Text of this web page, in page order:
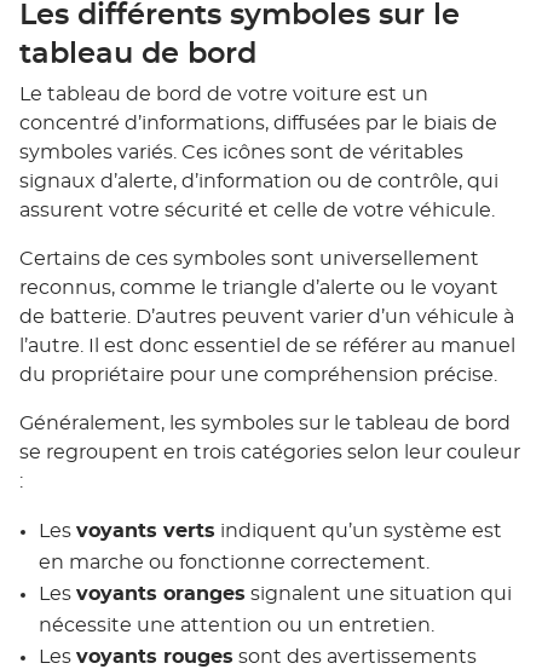
Les différents symboles sur le
tableau de bord
Le tableau de bord de votre voiture est un
concentré d’informations, diffusées par le biais de
symboles variés. Ces icônes sont de véritables
signaux d’alerte, d’information ou de contrôle, qui
assurent votre sécurité et celle de votre véhicule.
Certains de ces symboles sont universellement
reconnus, comme le triangle d’alerte ou le voyant
de batterie. D’autres peuvent varier d’un véhicule à
l’autre. Il est donc essentiel de se référer au manuel
du propriétaire pour une compréhension précise.
Généralement, les symboles sur le tableau de bord
se regroupent en trois catégories selon leur couleur
:
Les voyants verts indiquent qu’un système est
en marche ou fonctionne correctement.
Les voyants oranges signalent une situation qui
nécessite une attention ou un entretien.
Les voyants rouges sont des avertissements